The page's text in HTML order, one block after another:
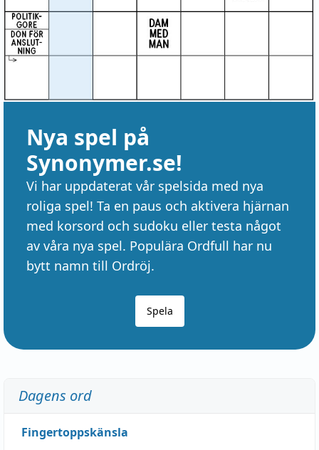
Nya spel på
Synonymer.se!
Vi har uppdaterat vår spelsida med nya
roliga spel! Ta en paus och aktivera hjärnan
med korsord och sudoku eller testa något
av våra nya spel. Populära Ordfull har nu
bytt namn till Ordröj.
Spela
Dagens ord
Fingertoppskänsla